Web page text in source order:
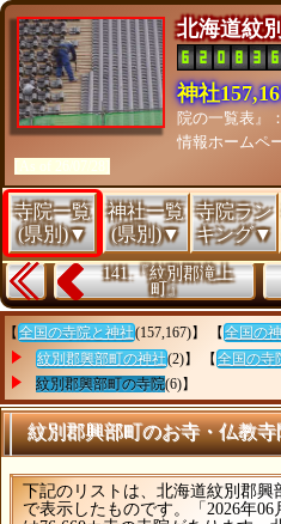
北海道紋
神社
院の一覧表』
情報ホームペ
[As of 26/07/28]
寺院一覧
(県別)▼
神社一覧
(県別)▼
寺院ラン
キング▼
141.『紋別郡滝上
町』
【 全国の寺院と神社(157,167)】 【 全国の
紋別郡興部町の神社(2)】 【 全国の寺
紋別郡興部町の寺院(6)】
紋別郡興部町のお寺・仏教
下記のリストは、北海道紋別郡
で表示したものです。「2026年